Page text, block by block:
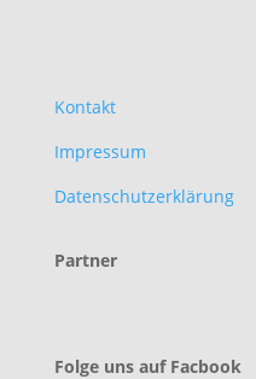
Kontakt
Impressum
Datenschutzerklärung
Partner
Folge uns auf Facbook